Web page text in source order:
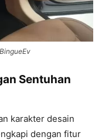
Sentuhan
karakter desain
dengan fitur